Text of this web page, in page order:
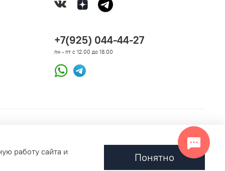
+7(925) 044-44-27
пн - пт с 12.00 до 18.00
работу сайта и
Понятно